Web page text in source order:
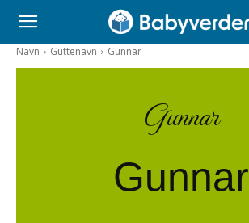
Navn Guttenavn Gunnar
Gunnar
Gunnar